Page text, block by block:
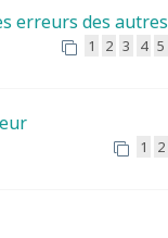
erreurs des autres
1 2 3 4 5
1 2